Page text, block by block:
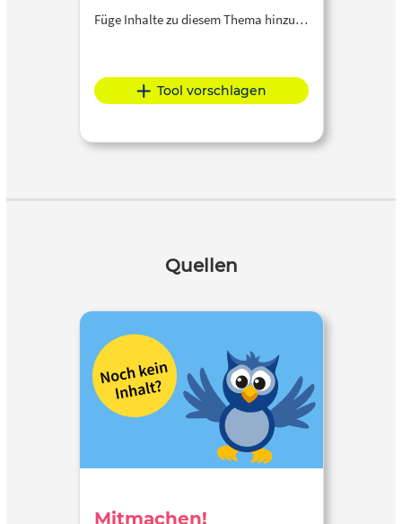
Füge Inhalte zu diesem Thema hinzu…
Tool vorschlagen
Quellen
Mitmachen!